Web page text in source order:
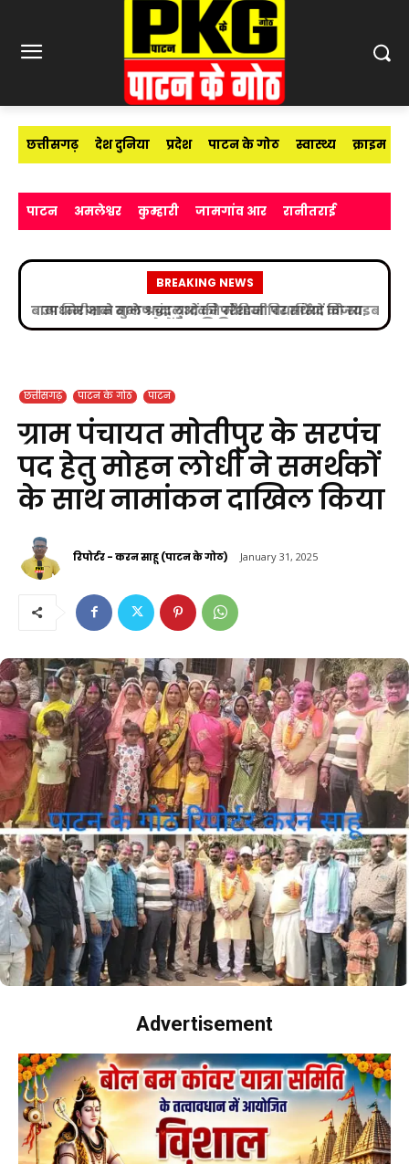
छत्तीसगढ़ देश दुनिया प्रदेश पाटन के गोठ स्वास्थ्य क्राइम
पाटन अमलेश्वर कुम्हारी जामगांव आर रानीतराई
BREAKING NEWS
उप निरीक्षक सुभाष चंद्र यादव ने मीडिया विद्यार्थियों को साइबर
अपराधों के प्रति किया जागरूक
छत्तीसगढ़ पाटन के गोठ पाटन
ग्राम पंचायत मोतीपुर के सरपंच
पद हेतु मोहन लोधी ने समर्थकों
के साथ नामांकन दाखिल किया
रिपोर्टर - करन साहू (पाटन के गोठ) January 31, 2025
Advertisement